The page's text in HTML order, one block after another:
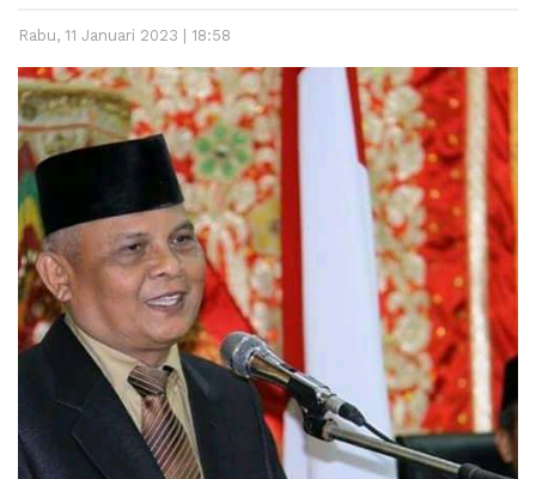
Rabu, 11 Januari 2023 | 18:58